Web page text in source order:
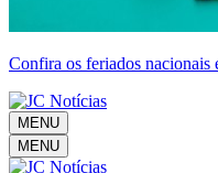
Confira os feriados nacionais
MENU
MENU